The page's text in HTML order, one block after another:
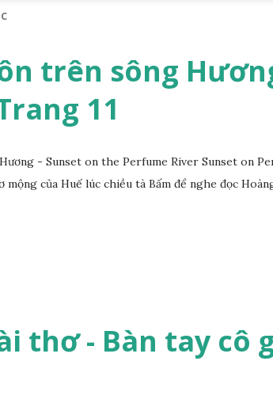
trên sông
11
- Sunset on the Perfume River Sunset on
của Huế lúc chiều tà Bấm để nghe đọc
thơ - Bàn tay cô